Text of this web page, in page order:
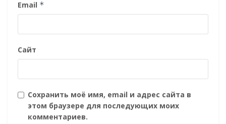
Email *
Сайт
Сохранить моё имя, email и адрес сайта в
этом браузере для последующих моих
комментариев.